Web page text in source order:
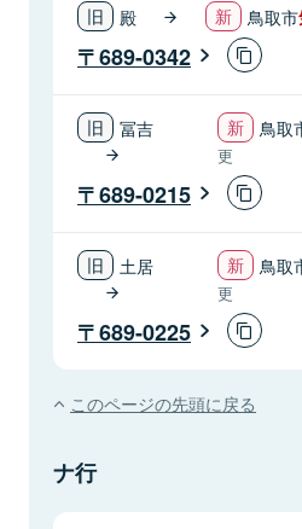
殿 鳥取市
689-0342
冨吉 鳥取
更
689-0215
土居 鳥取
更
689-0225
このページの先頭に戻る
ナ行